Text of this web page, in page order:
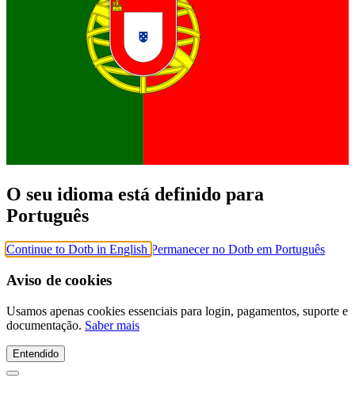
O seu idioma está definido para
Português
Continue to Dotb in English Permanecer no Dotb em Português
Aviso de cookies
Usamos apenas cookies essenciais para login, pagamentos, suporte e
documentação. Saber mais
Entendido